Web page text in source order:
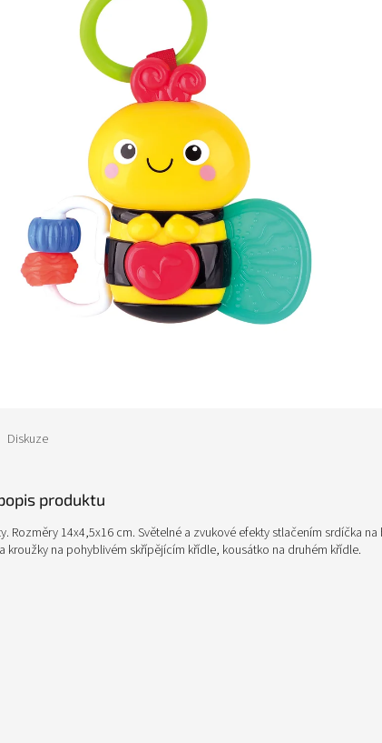
Diskuze
produktu
Rozměry 14x4,5x16 cm. Světelné a zvukové efekty stlačením srdíčka na
kroužky na pohyblivém skřípějícím křídle, kousátko na druhém křídle.